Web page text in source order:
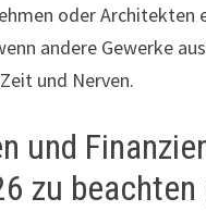
oder Architekten
andere Gewerke
und Nerven.
und
zu